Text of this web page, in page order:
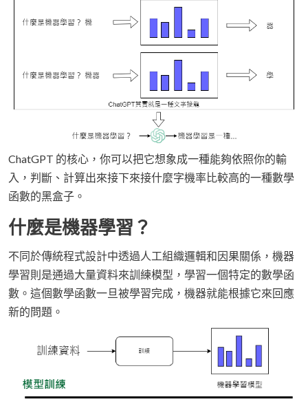
ChatGPT 的核心，你可以把它想象成一種能夠依照你的輸
入，判斷、計算出來接下來接什麼字機率比較高的一種數學
函數的黑盒子。
什麼是機器學習？
不同於傳統程式設計中透過人工組織邏輯和因果關係，機器
學習則是通過大量資料來訓練模型，學習一個特定的數學函
數。這個數學函數一旦被學習完成，機器就能根據它來回應
新的問題。